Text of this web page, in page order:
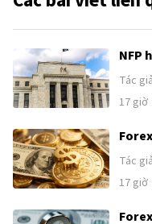
NFP
tích
Tác giả
17
chú
phi
Tác giả
17